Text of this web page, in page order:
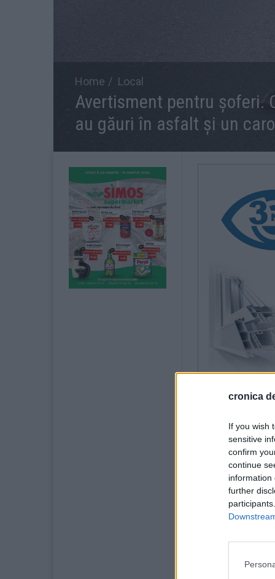
cronica
If you wish
sensitive
confirm
continue
information
further
Home Local
Avertisment pentru șoferi.
au găuri în asfalt și un
Au apărut ca
prezență
municipiul
autoturisme,
Din acest
În mai multe